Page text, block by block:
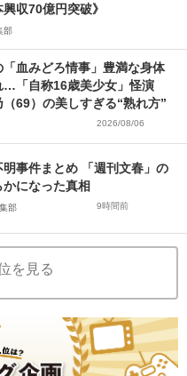
収70億円突破》
部
「血みどろ情事」豊満な身体
…「自称16歳美少女」怪演
69）の美しすぎる“熟れ方”
2026/08/06
事件まとめ 「週刊文春」の
になった真相
部 9時間前
を見る